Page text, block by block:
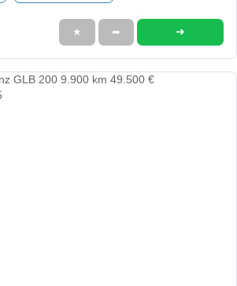
★ ➦ ➜